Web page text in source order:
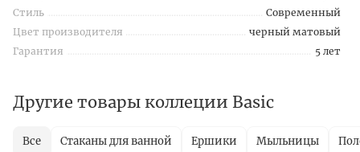
Стиль
Современный
Цвет производителя
черный матовый
Гарантия
5 лет
Другие товары коллеции Basic
Все Стаканы для ванной Ершики Мыльницы